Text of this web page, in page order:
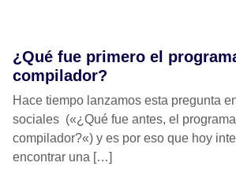
¿Qué fue primero el
compilador?
Hace tiempo lanzamos esta pregunta
sociales («¿Qué fue antes, el programa
compilador?«) y es por eso que hoy
encontrar una […]